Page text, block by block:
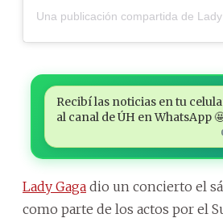
Una publicación compartida de
Recibí las noticias en tu
al canal de ÚH en WhatsApp
Lady Gaga dio un concierto el
como parte de los actos por el